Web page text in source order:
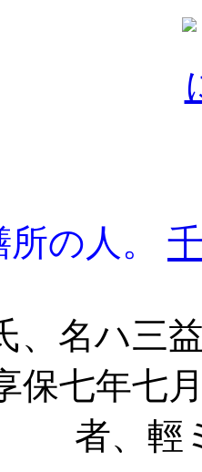
所の人。
名ハ三
保七年七
者、輕